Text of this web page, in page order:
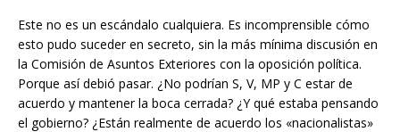
Este no es un escándalo cualquiera. Es incomprensible cómo
esto pudo suceder en secreto, sin la más mínima discusión en
la Comisión de Asuntos Exteriores con la oposición política.
Porque así debió pasar. ¿No podrían S, V, MP y C estar de
acuerdo y mantener la boca cerrada? ¿Y qué estaba pensando
el gobierno? ¿Están realmente de acuerdo los «nacionalistas»